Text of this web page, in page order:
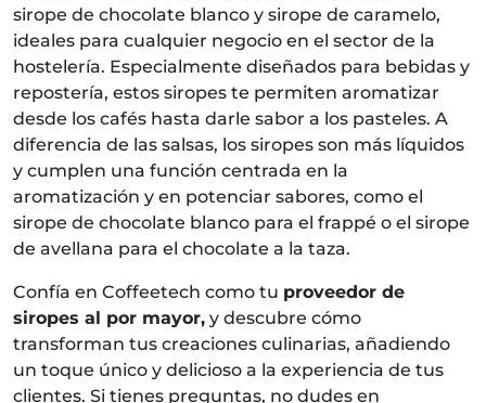
sirope de chocolate blanco y sirope de caramelo,
ideales para cualquier negocio en el sector de la
hostelería. Especialmente diseñados para bebidas y
repostería, estos siropes te permiten aromatizar
desde los cafés hasta darle sabor a los pasteles. A
diferencia de las salsas, los siropes son más líquidos
y cumplen una función centrada en la
aromatización y en potenciar sabores, como el
sirope de chocolate blanco para el frappé o el sirope
de avellana para el chocolate a la taza.
Confía en Coffeetech como tu proveedor de
siropes al por mayor, y descubre cómo
transforman tus creaciones culinarias, añadiendo
un toque único y delicioso a la experiencia de tus
clientes. Si tienes preguntas, no dudes en